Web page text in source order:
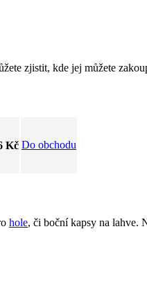
zjistit, kde jej můžete
Kč Do obchodu
hole, či boční kapsy na lahve.